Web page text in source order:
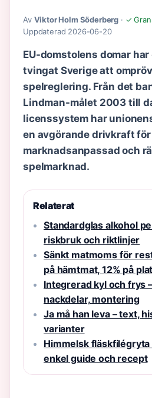
Av Viktor Holm Söderberg · ✓
Uppdaterad 2026-06-20
EU-domstolens domar
tvingat Sverige att
spelreglering. Från det
Lindman-målet 2003 till
licenssystem har
en avgörande drivkraft för
marknadsanpassad och
spelmarknad.
Relaterat
Standardglas alkohol
riskbruk och riktlinjer
Sänkt matmoms för
på hämtmat, 12% på
Integrerad kyl och frys
nackdelar, montering
Ja må han leva – text,
varianter
Himmelsk fläskfilégryta
enkel guide och recept